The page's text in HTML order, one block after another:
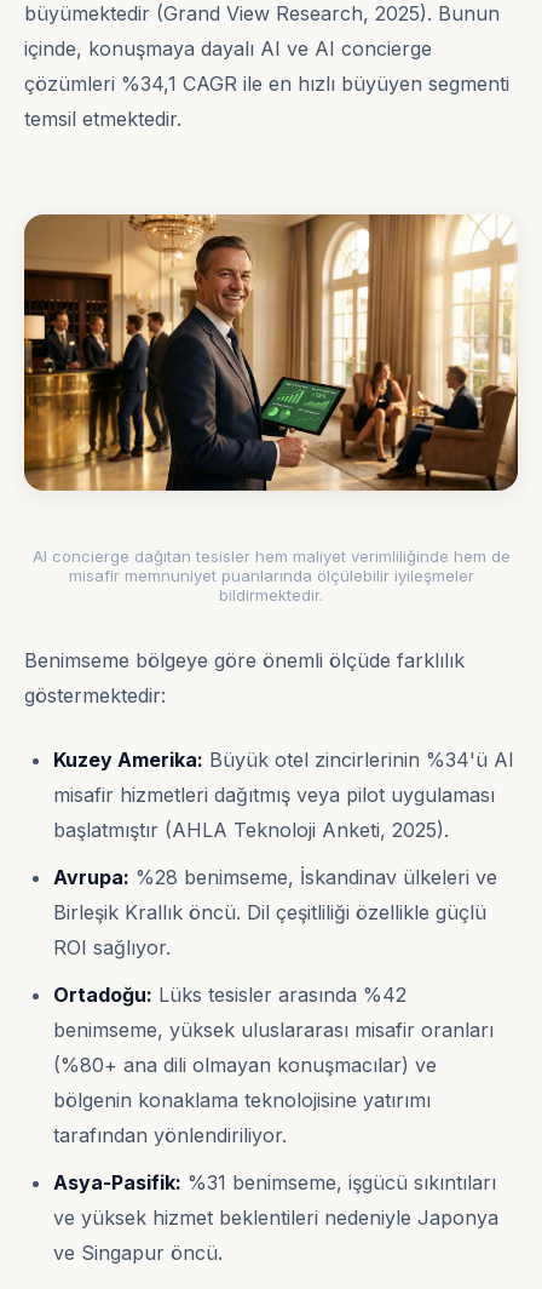
büyümektedir (Grand View Research, 2025). Bunun
içinde, konuşmaya dayalı AI ve AI concierge
çözümleri %34,1 CAGR ile en hızlı büyüyen segmenti
temsil etmektedir.
AI concierge dağıtan tesisler hem maliyet verimliliğinde hem de
misafir memnuniyet puanlarında ölçülebilir iyileşmeler
bildirmektedir.
Benimseme bölgeye göre önemli ölçüde farklılık
göstermektedir:
Kuzey Amerika: Büyük otel zincirlerinin %34'ü AI
misafir hizmetleri dağıtmış veya pilot uygulaması
başlatmıştır (AHLA Teknoloji Anketi, 2025).
Avrupa: %28 benimseme, İskandinav ülkeleri ve
Birleşik Krallık öncü. Dil çeşitliliği özellikle güçlü
ROI sağlıyor.
Ortadoğu: Lüks tesisler arasında %42
benimseme, yüksek uluslararası misafir oranları
(%80+ ana dili olmayan konuşmacılar) ve
bölgenin konaklama teknolojisine yatırımı
tarafından yönlendiriliyor.
Asya-Pasifik: %31 benimseme, işgücü sıkıntıları
ve yüksek hizmet beklentileri nedeniyle Japonya
ve Singapur öncü.